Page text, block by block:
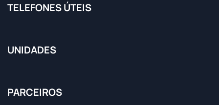
TELEFONES ÚTEIS
UNIDADES
PARCEIROS